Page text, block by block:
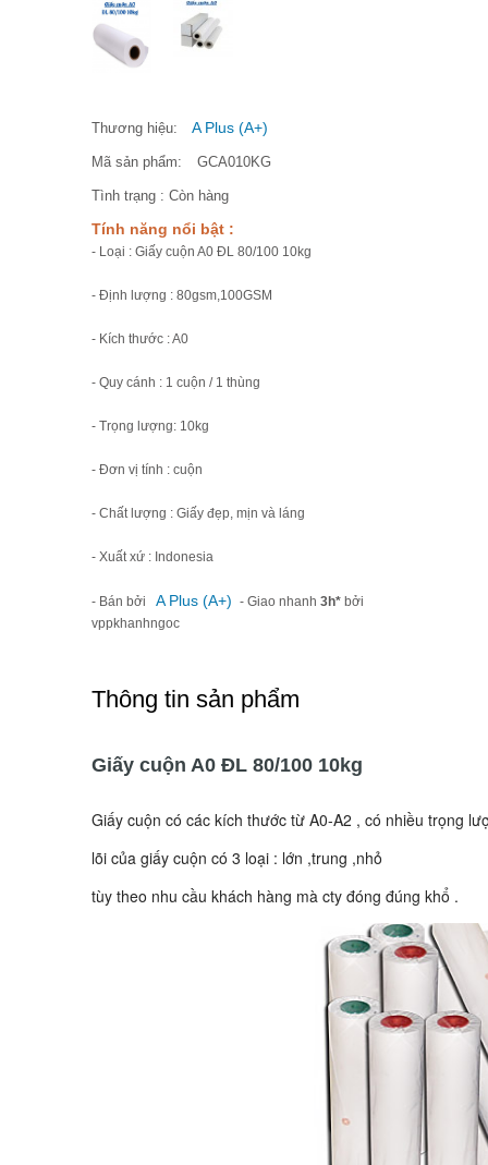
Thương hiệu: A Plus (A+)
Mã sản phẩm: GCA010KG
Tình trạng : Còn hàng
Tính năng nổi bật :
- Loại : Giấy cuộn A0 ĐL 80/100 10kg
- Định lượng : 80gsm,100GSM
- Kích thước : A0
- Quy cánh : 1 cuộn / 1 thùng
- Trọng lượng: 10kg
- Đơn vị tính : cuộn
- Chất lượng : Giấy đẹp, mịn và láng
- Xuất xứ : Indonesia
- Bán bởi A Plus (A+) - Giao nhanh 3h* bởi
vppkhanhngoc
Thông tin sản phẩm
Giấy cuộn A0 ĐL 80/100 10kg
Giấy cuộn có các kích thước từ A0-A2 , có nhiều trọng
lõi của giấy cuộn có 3 loại : lớn ,trung ,nhỏ
tùy theo nhu cầu khách hàng mà cty đóng đúng khổ .